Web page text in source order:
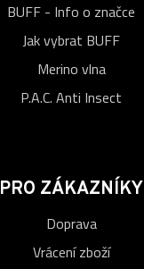
BUFF - Info o značce
Jak vybrat BUFF
Merino vlna
P.A.C. Anti Insect
PRO ZÁKAZNÍKY
Doprava
Vrácení zboží